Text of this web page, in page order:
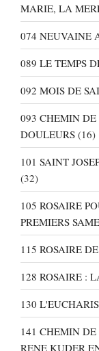
MARIE, LA
074 NEUVAINE
089 LE TEMPS
092 MOIS DE
093 CHEMIN
DOULEURS (16)
101 SAINT
(32)
105 ROSAIRE
PREMIERS
115 ROSAIRE
128 ROSAIRE :
130
141 CHEMIN
RENE KUDER